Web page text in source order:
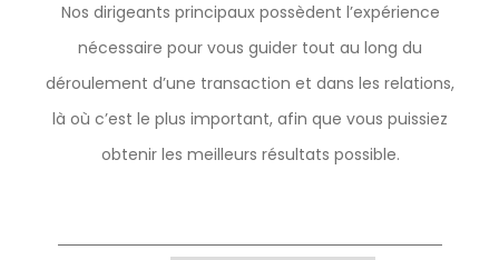
Nos dirigeants principaux possèdent l’expérience
nécessaire pour vous guider tout au long du
déroulement d’une transaction et dans les relations,
là où c’est le plus important, afin que vous puissiez
obtenir les meilleurs résultats possible.